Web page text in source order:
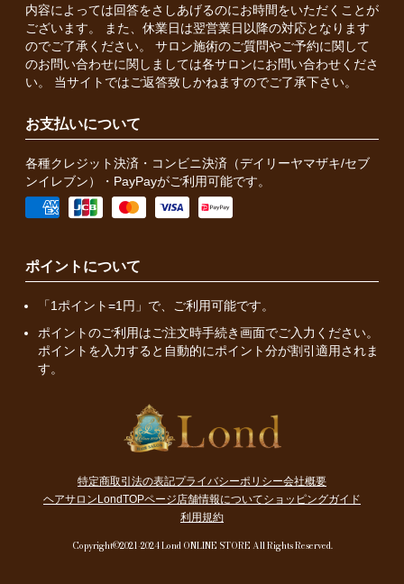
内容によっては回答をさしあげるのにお時間をいただくことが
ございます。 また、休業日は翌営業日以降の対応となります
のでご了承ください。 サロン施術のご質問やご予約に関して
のお問い合わせに関しましては各サロンにお問い合わせくださ
い。 当サイトではご返答致しかねますのでご了承下さい。
お支払いについて
各種クレジット決済・コンビニ決済（デイリーヤマザキ/セブ
ンイレブン）・PayPayがご利用可能です。
ポイントについて
「1ポイント=1円」で、ご利用可能です。
ポイントのご利用はご注文時手続き画面でご入力ください。
ポイントを入力すると自動的にポイント分が割引適用されま
す。
特定商取引法の表記プライバシーポリシー会社概要
ヘアサロンLondTOPページ店舗情報についてショッピングガイド
利用規約
Copyright©2021-2024 Lond ONLINE STORE All Rights Reserved.